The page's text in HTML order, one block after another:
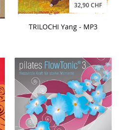
32,90 CHF
TRILOCHI Yang - MP3